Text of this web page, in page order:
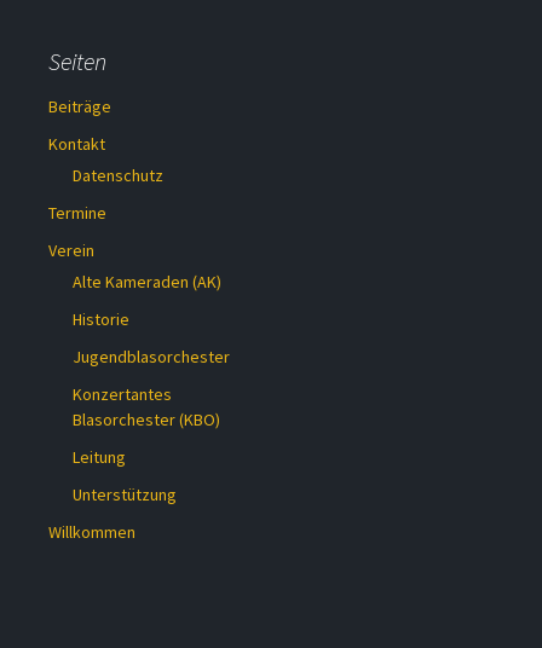
Seiten
Beiträge
Kontakt
Datenschutz
Termine
Verein
Alte Kameraden (AK)
Historie
Jugendblasorchester
Konzertantes
Blasorchester (KBO)
Leitung
Unterstützung
Willkommen